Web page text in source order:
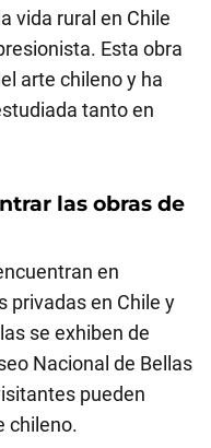
vida rural en Chile
Esta obra
arte chileno y ha
tanto en
las obras de
en
privadas en Chile y
se exhiben de
Nacional de Bellas
pueden
chileno.